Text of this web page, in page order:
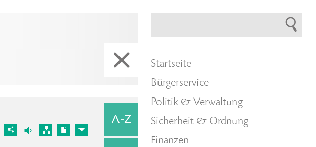
Startseite
Bürgerservice
Politik & Verwaltung
Sicherheit & Ordnung
Finanzen